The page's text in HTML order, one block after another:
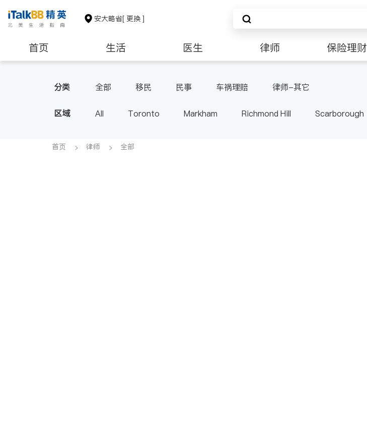
安大略省[ 更换 ]
首页 生活 医生 律师 保险理财
分类 全部 移民 民事 车祸理赔 律师-其它
区域 All Toronto Markham Richmond Hill Scarborough
Aurora
首页 律师 全部